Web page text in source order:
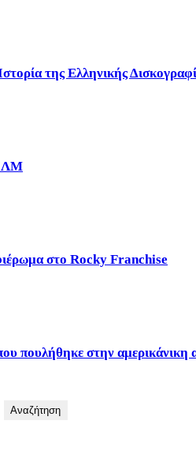
της Ελληνικής
στο Rocky Franchise
πουλήθηκε στην αμερικάνικη
Αναζήτηση